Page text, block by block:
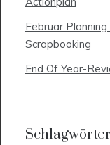
Februar
Scrapbooking
End Of Year-
Schlagwörter